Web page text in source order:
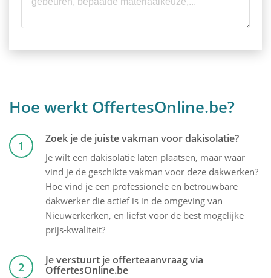
Hoe werkt OffertesOnline.be?
1 Zoek je de juiste vakman voor dakisolatie?
Je wilt een dakisolatie laten plaatsen, maar waar
vind je de geschikte vakman voor deze dakwerken?
Hoe vind je een professionele en betrouwbare
dakwerker die actief is in de omgeving van
Nieuwerkerken, en liefst voor de best mogelijke
prijs-kwaliteit?
2 Je verstuurt je offerteaanvraag via
OffertesOnline.be